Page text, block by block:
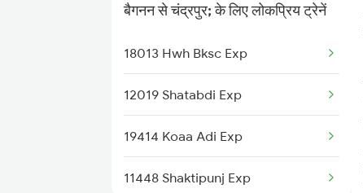
बैगनन से चंद्रपुर; के लिए लोकप्रिय ट्रेनें
18013 Hwh Bksc Exp
12019 Shatabdi Exp
19414 Koaa Adi Exp
11448 Shaktipunj Exp